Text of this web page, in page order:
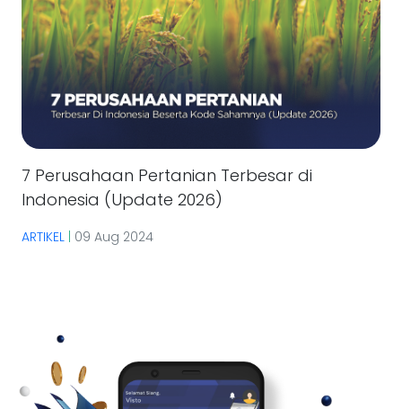
7 Perusahaan Pertanian Terbesar di
Indonesia (Update 2026)
ARTIKEL | 09 Aug 2024